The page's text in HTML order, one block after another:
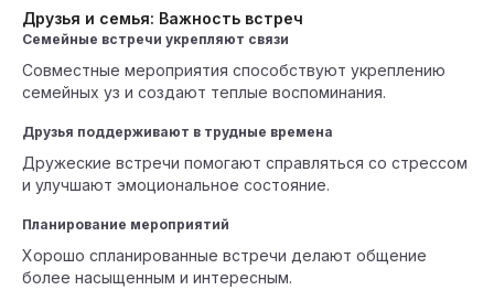
Друзья и семья: Важность встреч
Семейные встречи укрепляют связи
Совместные мероприятия способствуют укреплению
семейных уз и создают теплые воспоминания.
Друзья поддерживают в трудные времена
Дружеские встречи помогают справляться со стрессом
и улучшают эмоциональное состояние.
Планирование мероприятий
Хорошо спланированные встречи делают общение
более насыщенным и интересным.